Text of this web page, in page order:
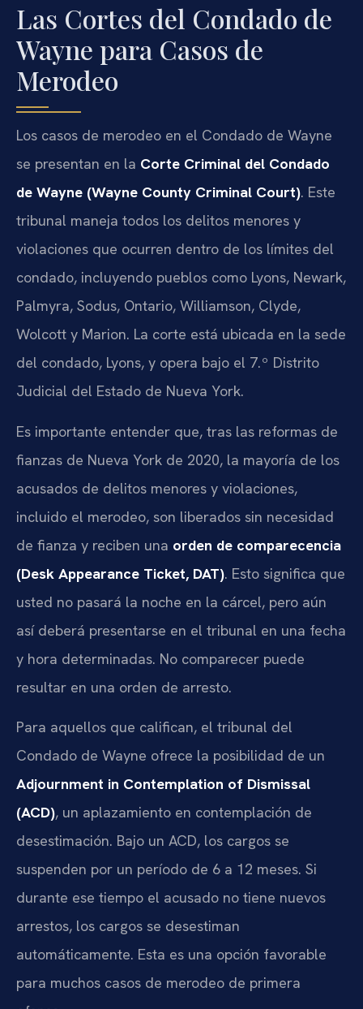
Las Cortes del Condado de
Wayne para Casos de
Merodeo
Los casos de merodeo en el Condado de Wayne
se presentan en la Corte Criminal del Condado
de Wayne (Wayne County Criminal Court). Este
tribunal maneja todos los delitos menores y
violaciones que ocurren dentro de los límites del
condado, incluyendo pueblos como Lyons, Newark,
Palmyra, Sodus, Ontario, Williamson, Clyde,
Wolcott y Marion. La corte está ubicada en la sede
del condado, Lyons, y opera bajo el 7.º Distrito
Judicial del Estado de Nueva York.
Es importante entender que, tras las reformas de
fianzas de Nueva York de 2020, la mayoría de los
acusados de delitos menores y violaciones,
incluido el merodeo, son liberados sin necesidad
de fianza y reciben una orden de comparecencia
(Desk Appearance Ticket, DAT). Esto significa que
usted no pasará la noche en la cárcel, pero aún
así deberá presentarse en el tribunal en una fecha
y hora determinadas. No comparecer puede
resultar en una orden de arresto.
Para aquellos que califican, el tribunal del
Condado de Wayne ofrece la posibilidad de un
Adjournment in Contemplation of Dismissal
(ACD), un aplazamiento en contemplación de
desestimación. Bajo un ACD, los cargos se
suspenden por un período de 6 a 12 meses. Si
durante ese tiempo el acusado no tiene nuevos
arrestos, los cargos se desestiman
automáticamente. Esta es una opción favorable
para muchos casos de merodeo de primera